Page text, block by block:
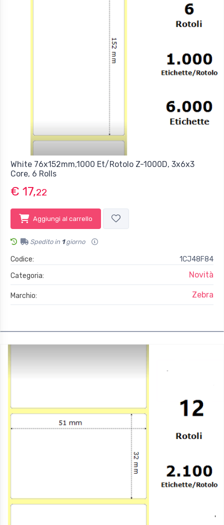
White 76x152mm,1000 Et/Rotolo Z-1000D, 3x6x3
Core, 6 Rolls
€ 17,22
Aggiungi al carrello
Spedito in 1giorno
Codice:
1CJ48F84
Categoria:
Novità
Marchio: Zebra